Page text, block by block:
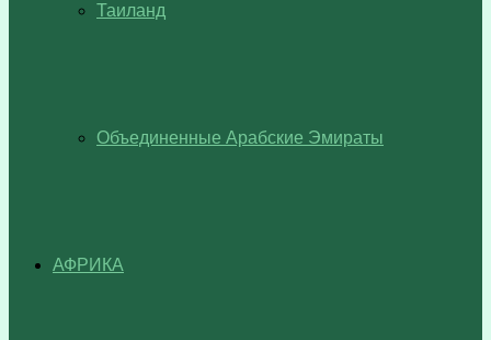
Таиланд
Объединенные Арабские Эмираты
АФРИКА